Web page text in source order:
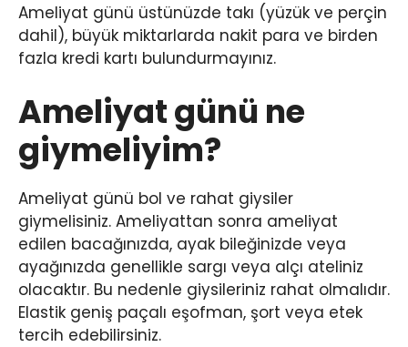
Ameliyat günü üstünüzde takı (yüzük ve perçin
dahil), büyük miktarlarda nakit para ve birden
fazla kredi kartı bulundurmayınız.
Ameliyat günü ne
giymeliyim?
Ameliyat günü bol ve rahat giysiler
giymelisiniz. Ameliyattan sonra ameliyat
edilen bacağınızda, ayak bileğinizde veya
ayağınızda genellikle sargı veya alçı ateliniz
olacaktır. Bu nedenle giysileriniz rahat olmalıdır.
Elastik geniş paçalı eşofman, şort veya etek
tercih edebilirsiniz.